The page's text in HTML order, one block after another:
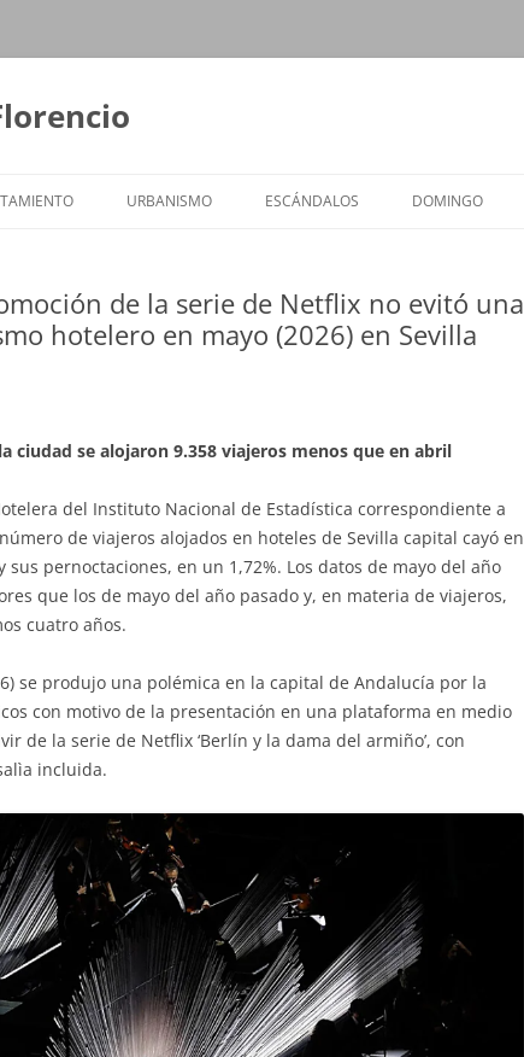
URBANISMO ESCÁNDALOS DOMINGO
de la serie de Netflix no evitó una
hotelero en mayo (2026) en Sevilla
ciudad se alojaron 9.358 viajeros menos que en abril
del Instituto Nacional de Estadística correspondiente a
de viajeros alojados en hoteles de Sevilla capital cayó en
sus pernoctaciones, en un 1,72%. Los datos de mayo del año
que los de mayo del año pasado y, en materia de viajeros,
cuatro años.
se produjo una polémica en la capital de Andalucía por la
con motivo de la presentación en una plataforma en medio
de la serie de Netflix ‘Berlín y la dama del armiño’, con
incluida.